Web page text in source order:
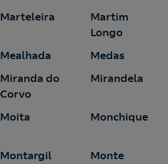
Marteleira
Martim
Longo
Mealhada
Medas
Miranda do
Corvo
Mirandela
Moita Monchique
Montargil
Monte